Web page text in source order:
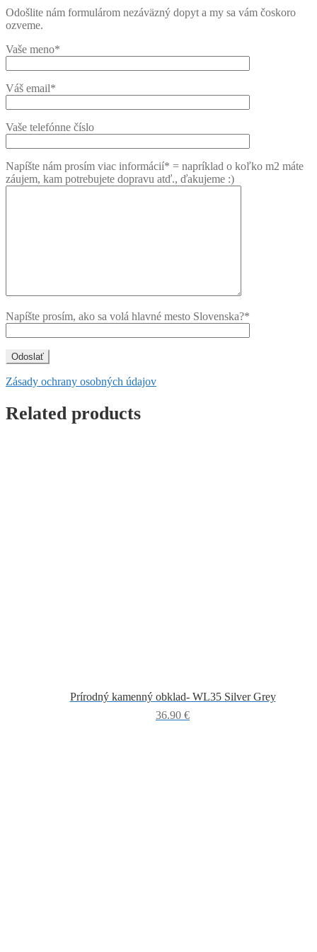
Odošlite nám formulárom nezáväzný dopyt a my sa vám čoskoro
ozveme.
Vaše meno*
Váš email*
Vaše telefónne číslo
Napíšte nám prosím viac informácií* = napríklad o koľko m2 máte
záujem, kam potrebujete dopravu atď., ďakujeme :)
Napíšte prosím, ako sa volá hlavné mesto Slovenska?*
Zásady ochrany osobných údajov
Related products
Prírodný kamenný obklad- WL35 Silver Grey
36.90 €